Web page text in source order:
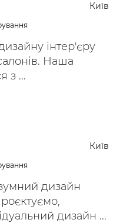
Київ
інтер'єру
Наша
з ...
Київ
дизайн
дизайн ...